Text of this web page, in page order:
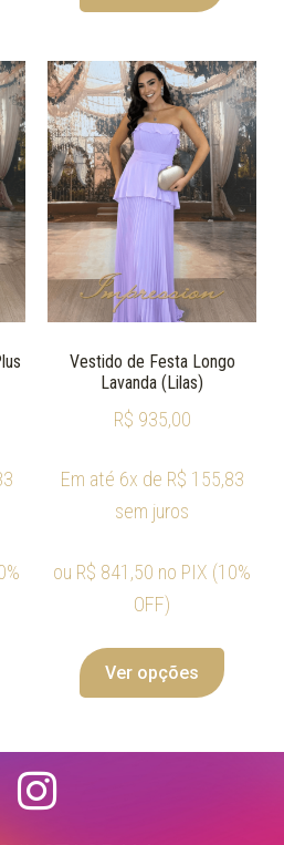
Vestido de Festa Longo
Lavanda (Lilas)
R$ 935,00
Em até 6x de R$ 155,83
sem juros
ou R$ 841,50 no PIX (10%
OFF)
Ver opções